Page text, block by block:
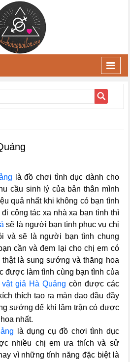
là đồ chơi tình dục dành cho
cầu sinh lý của bản thân mình
quả nhất khi không có bạn tình
công tác xa nhà xa bạn tình thì
sẽ là người bạn tình phục vụ chị
và sẽ là người bạn tình chung
cần và đem lại cho chị em có
là sung sướng và thăng hoa
được làm tình cùng bạn tình của
giả Hà Quảng còn được các
thích tạo ra màn dạo đầu đầy
sướng để khi lâm trận có được
nhất.
là dụng cụ đồ chơi tình dục
nhiều chị em ưa thích và sử
vì những tính năng đặc biệt là